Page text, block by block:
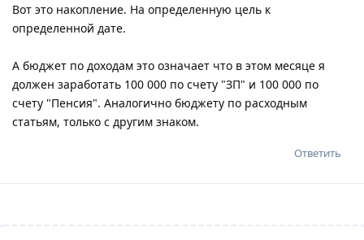
Вот это накопление. На определенную цель к
определенной дате.
А бюджет по доходам это означает что в этом месяце я
должен заработать 100 000 по счету "ЗП" и 100 000 по
счету "Пенсия". Аналогично бюджету по расходным
статьям, только с другим знаком.
Ответить